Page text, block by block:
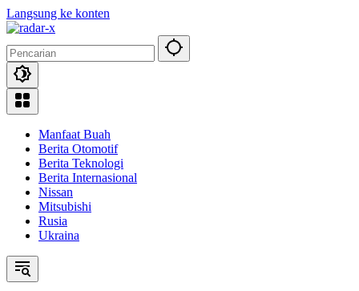
Langsung ke konten
Manfaat Buah
Berita Otomotif
Berita Teknologi
Berita Internasional
Nissan
Mitsubishi
Rusia
Ukraina